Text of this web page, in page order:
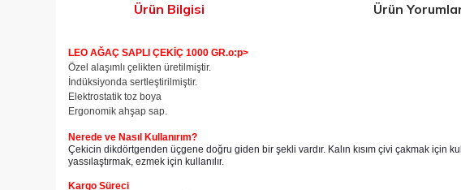
Ürün Bilgisi Ürün
LEO AĞAÇ SAPLI ÇEKİÇ 1000 GR.o:p>
Özel alaşımlı çelikten üretilmiştir.
İndüksiyonda sertleştirilmiştir.
Elektrostatik toz boya
Ergonomik ahşap sap.
Nerede ve Nasıl Kullanırım?
Çekicin dikdörtgenden üçgene doğru giden bir şekli vardır. Kalın kısım çivi çakmak için
yassılaştırmak, ezmek için kullanılır.
Kargo Süreci